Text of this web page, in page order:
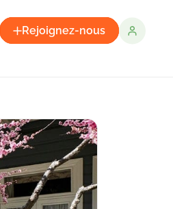
Rejoignez-nous